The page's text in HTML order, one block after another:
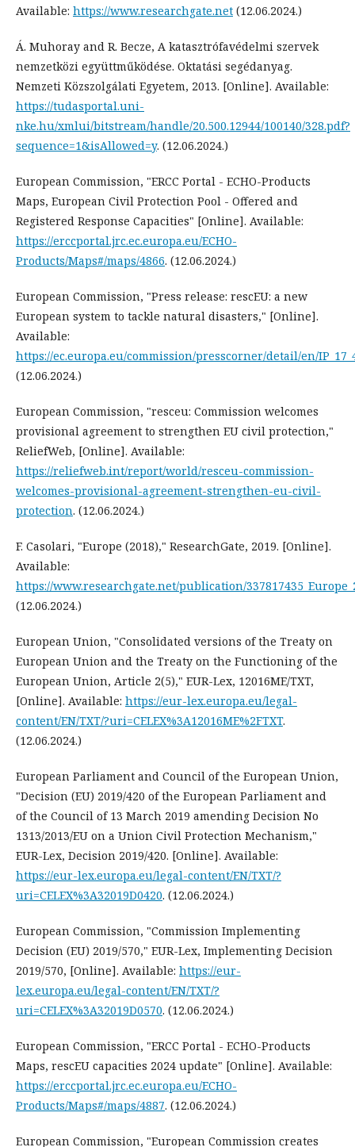
Available: https://www.researchgate.net (12.06.2024.)
Á. Muhoray and R. Becze, A katasztrófavédelmi szervek
nemzetközi együttműködése. Oktatási segédanyag.
Nemzeti Közszolgálati Egyetem, 2013. [Online]. Available:
https://tudasportal.uni-
nke.hu/xmlui/bitstream/handle/20.500.12944/100140/328.pdf?
sequence=1&isAllowed=y. (12.06.2024.)
European Commission, "ERCC Portal - ECHO-Products
Maps, European Civil Protection Pool - Offered and
Registered Response Capacities" [Online]. Available:
https://erccportal.jrc.ec.europa.eu/ECHO-
Products/Maps#/maps/4866. (12.06.2024.)
European Commission, "Press release: rescEU: a new
European system to tackle natural disasters," [Online].
Available:
https://ec.europa.eu/commission/presscorner/detail/en/
(12.06.2024.)
European Commission, "resceu: Commission welcomes
provisional agreement to strengthen EU civil protection,"
ReliefWeb, [Online]. Available:
https://reliefweb.int/report/world/resceu-commission-
welcomes-provisional-agreement-strengthen-eu-civil-
protection. (12.06.2024.)
F. Casolari, "Europe (2018)," ResearchGate, 2019. [Online].
Available:
https://www.researchgate.net/publication/
(12.06.2024.)
European Union, "Consolidated versions of the Treaty on
European Union and the Treaty on the Functioning of the
European Union, Article 2(5)," EUR-Lex, 12016ME/TXT,
[Online]. Available: https://eur-lex.europa.eu/legal-
content/EN/TXT/?uri=CELEX%3A12016ME%2FTXT.
(12.06.2024.)
European Parliament and Council of the European Union,
"Decision (EU) 2019/420 of the European Parliament and
of the Council of 13 March 2019 amending Decision No
1313/2013/EU on a Union Civil Protection Mechanism,"
EUR-Lex, Decision 2019/420. [Online]. Available:
https://eur-lex.europa.eu/legal-content/EN/TXT/?
uri=CELEX%3A32019D0420. (12.06.2024.)
European Commission, "Commission Implementing
Decision (EU) 2019/570," EUR-Lex, Implementing Decision
2019/570, [Online]. Available: https://eur-
lex.europa.eu/legal-content/EN/TXT/?
uri=CELEX%3A32019D0570. (12.06.2024.)
European Commission, "ERCC Portal - ECHO-Products
Maps, rescEU capacities 2024 update" [Online]. Available:
https://erccportal.jrc.ec.europa.eu/ECHO-
Products/Maps#/maps/4887. (12.06.2024.)
European Commission, "European Commission creates